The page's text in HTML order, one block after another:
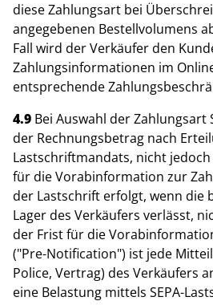
diese Zahlungsart bei
angegebenen Bestellvolumens
Fall wird der Verkäufer den
Zahlungsinformationen im
entsprechende
4.9 Bei Auswahl der Zahlungsart
der Rechnungsbetrag nach
Lastschriftmandats, nicht
für die Vorabinformation zur
der Lastschrift erfolgt, wenn die
Lager des Verkäufers verlässt,
der Frist für die
("Pre-Notification") ist jede
Police, Vertrag) des Verkäufers
eine Belastung mittels SEPA-